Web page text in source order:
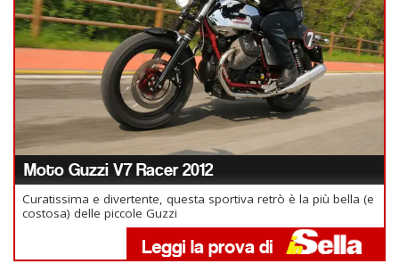
Moto Guzzi V7 Racer 2012
Curatissima e divertente, questa sportiva retrò è la più bella (e
costosa) delle piccole Guzzi